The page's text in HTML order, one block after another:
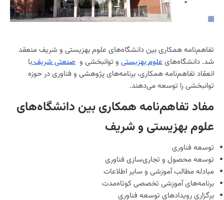
تفاهم‌نامه همکاری بین دانشگاه‌های علوم بهزیستی و شریف منعقد
شد. دانشگاه‌هایعلوم بهزیستی و توانبخشی و صنعتی شریفبا
انعقاد تفاهم‌نامه همکاری، برنامه‌های پژوهشی و فناوری در حوزه
توانبخشی را توسعه می‌دهند.
مفاد تفاهم‌نامه همکاری بین دانشگاه‌های
علوم بهزیستی و شریف
توسعه فناوری
توسعه محصول و تجاری‌سازی فناوری
مبادله مطالب آموزشی و سایر اطلاعات
برنامه‌های آموزشی تخصصی کوتاه‌مدت
برگزاری رویدادهای توسعه فناوری